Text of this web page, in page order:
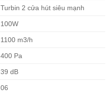
Turbin 2 cửa hút siêu mạnh
100W
1100 m3/h
400 Pa
39 dB
06